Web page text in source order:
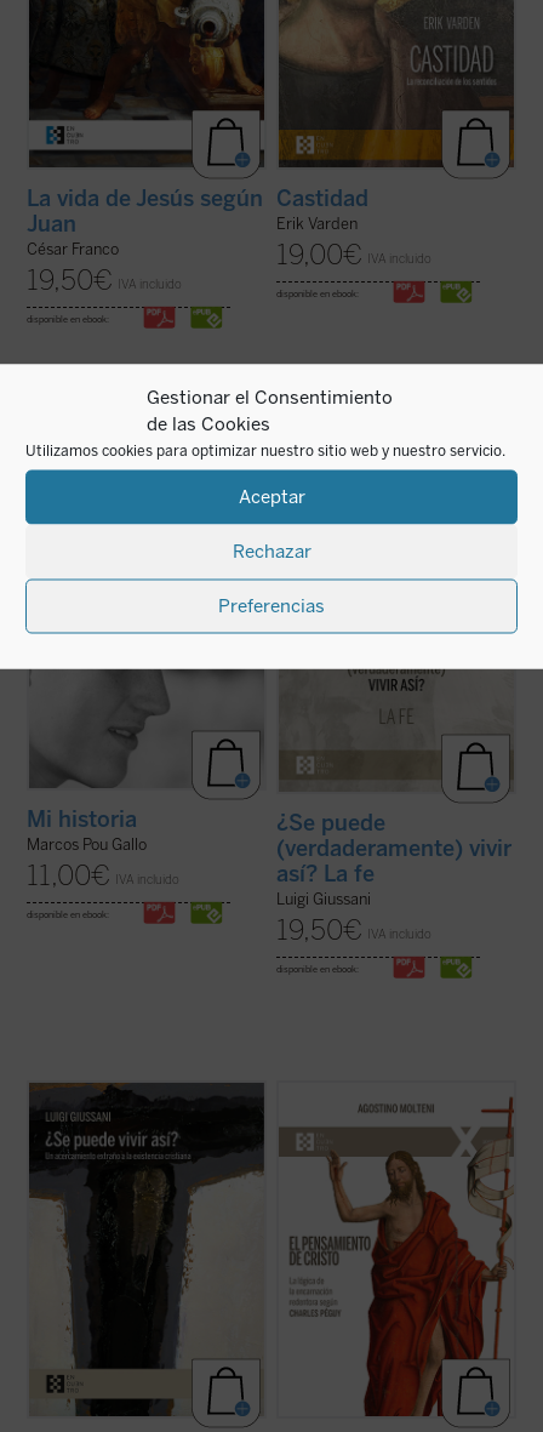
Gestionar el Consentimiento
de las Cookies
Utilizamos cookies para optimizar nuestro sitio web y nuestro servicio.
Aceptar
Rechazar
Preferencias
La vida de Jesús según
Juan
César Franco
19,50€ IVA incluido
disponible en ebook:
Castidad
Erik Varden
19,00€ IVA incluido
disponible en ebook:
«Es algo extraño hablar de 'mi historia'
aburrida y plana es lo que Cristo ha hecho
Mi historia
Marcos Pou Gallo
11,00€ IVA incluido
disponible en ebook:
(verdaderamente) vivir así?
diálogos entre el autor y grupos de jóvenes.
Este primer volumen, en palabras de
«fe, certeza de una presencia; ...
¿Se puede
(verdaderamente) vivir
así? La fe
Luigi Giussani
19,50€ IVA incluido
disponible en ebook:
Un libro en el que el genio del autor brilla
especialmente, en un recorrido
humanamente razonable y atractivo a
través de los conceptos principales que
describen la existencia cristiana: fe
(libertad, obediencia), esperanza (pobreza,
confianza) y ...
(ver ficha)
sobre la «teología» de Charles Péguy se
han centrado solamente en algunos
aspectos específicos de la reflexión
cristiana, pero no han indagado sobre
cómo el escritor supo reconocer el
pensamiento de ...
(ver ficha)